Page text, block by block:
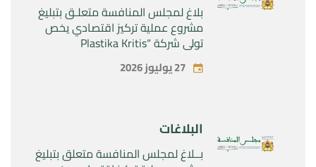
بلاغ لمجلس المنافسة متعلـق بتبليغ
مشروع عملية تركيز اقتصادي يخص
تولي شركة “Plastika Kritis
SA”المراقبة الحصرية لشركة
“Naturplas Industrial SARL” 27 يوليوز 2026
البلاغات
بــلاغ لمجلس المنافسة متعلق بتبليغ